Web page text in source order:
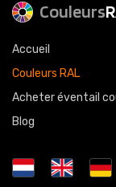
Couleurs
Accueil
Couleurs RAL
Acheter éventail
Blog